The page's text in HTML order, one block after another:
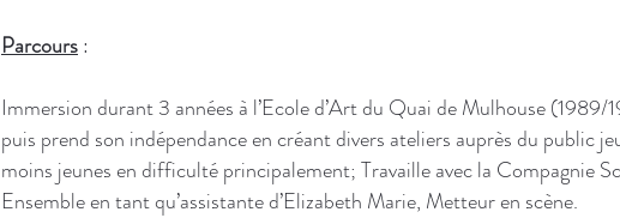
Parcours:
Immersion durant 3 années à l’Ecole d’Art du Quai de Mulhouse (1989/
puis prend son indépendance en créant divers ateliers auprès du public
moins jeunes en difficulté principalement; Travaille avec la Compagnie
Ensemble en tant qu’assistante d’Elizabeth Marie, Metteur en scène.